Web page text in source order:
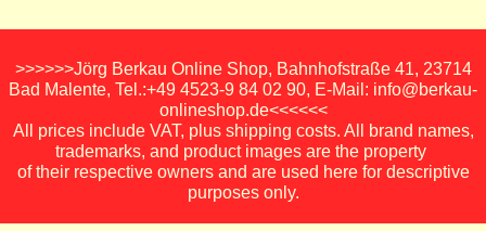
>>>>>>Jörg Berkau Online Shop, Bahnhofstraße 41, 23714
Bad Malente, Tel.:+49 4523-9 84 02 90, E-Mail: info@berkau-
onlineshop.de<<<<<<
All prices include VAT, plus shipping costs. All brand names,
trademarks, and product images are the property
of their respective owners and are used here for descriptive
purposes only.